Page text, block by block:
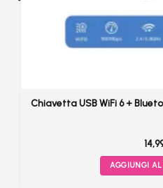
Chiavetta USB WiFi 6 +
AGGIUNGI AL